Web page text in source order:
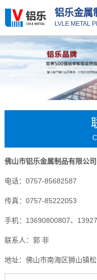
铝乐金属
LVLE METAL
佛山市铝乐金属制品有限公司
电话：0757-85682587
传真：0757-85222053
手机：13690800807、
联系人：郭 非
地址：佛山市南海区狮山镇